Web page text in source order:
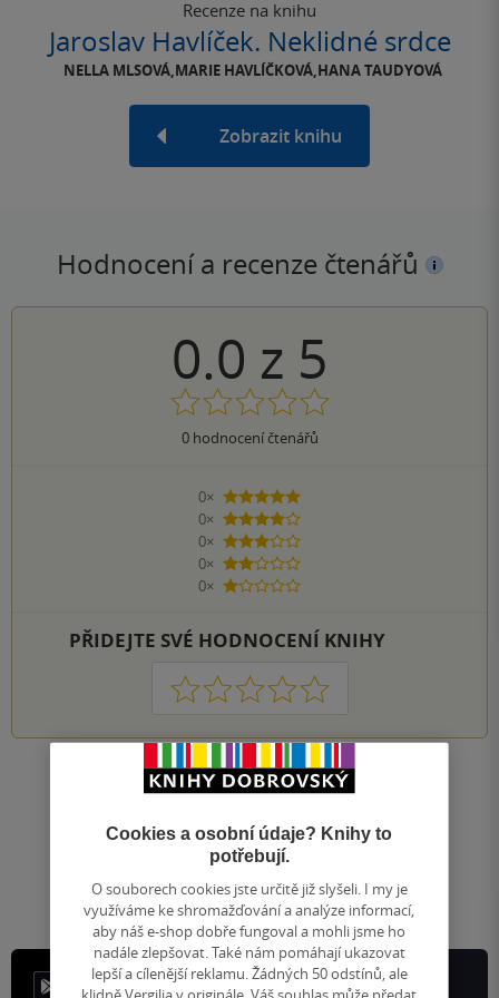
Recenze na knihu
Jaroslav Havlíček. Neklidné srdce
NELLA MLSOVÁ,MARIE HAVLÍČKOVÁ,HANA TAUDYOVÁ
Zobrazit knihu
Hodnocení a recenze čtenářů
0.0 z 5
0hodnocení čtenářů
0×
5 hvězdiček
0×
4 hvězdičky
0×
3 hvězdičky
0×
2 hvězdičky
0×
1 hvezdička
PŘIDEJTE SVÉ HODNOCENÍ KNIHY
1 2 3 4 5
Nahoru
1
Přejít
stránku
/ 1
Cookies a osobní údaje? Knihy to
potřebují.
O souborech cookies jste určitě již slyšeli. I my je
využíváme ke shromažďování a analýze informací,
aby náš e-shop dobře fungoval a mohli jsme ho
nadále zlepšovat. Také nám pomáhají ukazovat
lepší a cílenější reklamu. Žádných 50 odstínů, ale